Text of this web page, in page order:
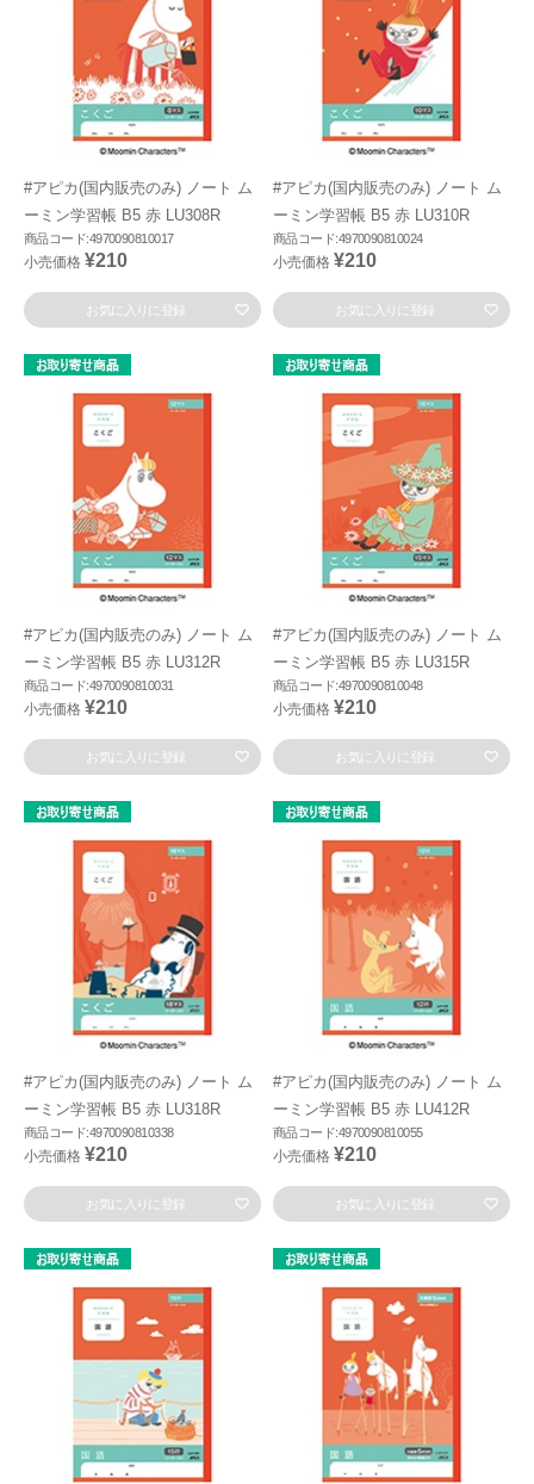
#アピカ(国内販売のみ) ノート ム
ーミン学習帳 B5 赤 LU308R
商品コード:4970090810017
小売価格 ¥210
お気に入りに登録
#アピカ(国内販売のみ) ノート ム
ーミン学習帳 B5 赤 LU310R
商品コード:4970090810024
小売価格 ¥210
お気に入りに登録
#アピカ(国内販売のみ) ノート ム
ーミン学習帳 B5 赤 LU312R
商品コード:4970090810031
小売価格 ¥210
お気に入りに登録
#アピカ(国内販売のみ) ノート ム
ーミン学習帳 B5 赤 LU315R
商品コード:4970090810048
小売価格 ¥210
お気に入りに登録
#アピカ(国内販売のみ) ノート ム
ーミン学習帳 B5 赤 LU318R
商品コード:4970090810338
小売価格 ¥210
お気に入りに登録
#アピカ(国内販売のみ) ノート ム
ーミン学習帳 B5 赤 LU412R
商品コード:4970090810055
小売価格 ¥210
お気に入りに登録